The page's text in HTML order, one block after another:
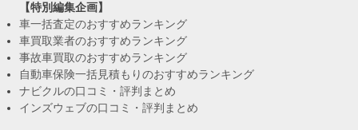
【特別編集企画】
車一括査定のおすすめランキング
車買取業者のおすすめランキング
事故車買取のおすすめランキング
自動車保険一括見積もりのおすすめランキング
ナビクルの口コミ・評判まとめ
インズウェブの口コミ・評判まとめ